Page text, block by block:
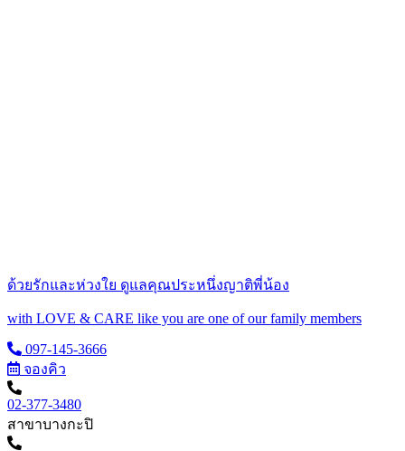
ด้วยรักและห่วงใย ดูแลคุณประหนึ่งญาติพี่น้อง
with LOVE & CARE like you are one of our family members
097-145-3666
จองคิว
02-377-3480
สาขาบางกะปิ